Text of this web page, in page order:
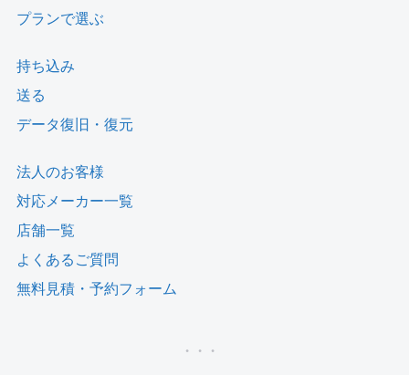
プランで選ぶ
持ち込み
送る
データ復旧・復元
法人のお客様
対応メーカー一覧
店舗一覧
よくあるご質問
無料見積・予約フォーム